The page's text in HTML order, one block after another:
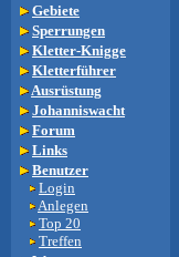
Gebiete
Sperrungen
Kletter-Knigge
Kletterführer
Ausrüstung
Johanniswacht
Forum
Links
Benutzer
Login
Anlegen
Top 20
Treffen